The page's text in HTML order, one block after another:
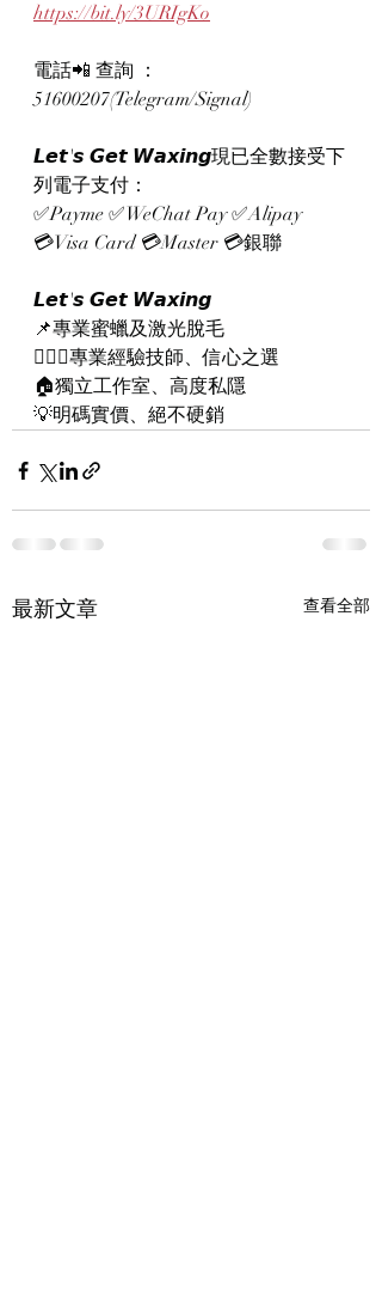
https://bit.ly/3URIgKo
電話📲 查詢 ：
51600207(Telegram/Signal)
𝙇𝙚𝙩'𝙨 𝙂𝙚𝙩 𝙒𝙖𝙭𝙞𝙣𝙜現已全數接受下
列電子支付：
✅Payme ✅WeChat Pay ✅Alipay
💳Visa Card 💳Master 💳銀聯
𝙇𝙚𝙩'𝙨 𝙂𝙚𝙩 𝙒𝙖𝙭𝙞𝙣𝙜
📌專業蜜蠟及激光脫毛
👨🏻‍⚕專業經驗技師、信心之選
🏠獨立工作室、高度私隱
💡明碼實價、絕不硬銷
最新文章 查看全部